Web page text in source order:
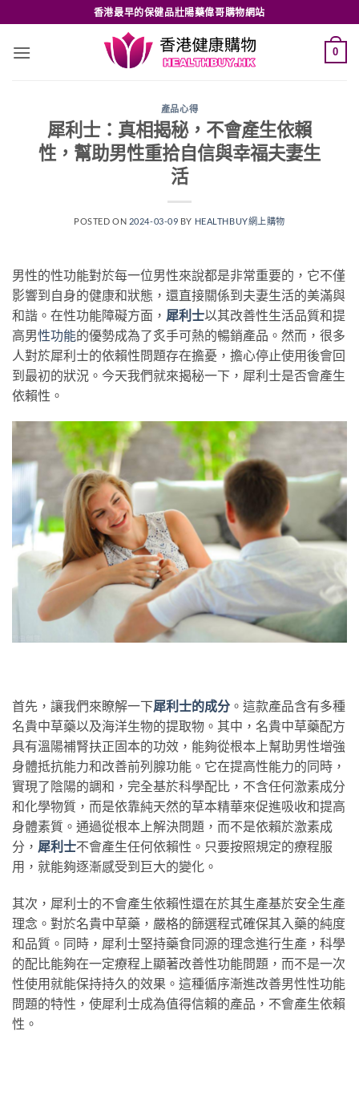
to
content
香港最早的保健品壯陽藥偉哥購物網站
0
產品心得
犀利士：真相揭秘，不會產生依賴
性，幫助男性重拾自信與幸福夫妻生
活
POSTED ON 2024-03-09 BY HEALTHBUY網上購物
男性的性功能對於每一位男性來說都是非常重要的，它不僅
影響到自身的健康和狀態，還直接關係到夫妻生活的美滿與
和諧。在性功能障礙方面， 犀利士以其改善性生活品質和提
高男性功能的優勢成為了炙手可熱的暢銷產品。然而，很多
人對於犀利士的依賴性問題存在擔憂，擔心停止使用後會回
到最初的狀況。今天我們就來揭秘一下，犀利士是否會產生
依賴性。
首先，讓我們來瞭解一下犀利士的成分 。這款產品含有多種
名貴中草藥以及海洋生物的提取物。其中，名貴中草藥配方
具有溫陽補腎扶正固本的功效，能夠從根本上幫助男性增強
身體抵抗能力和改善前列腺功能。它在提高性能力的同時，
實現了陰陽的調和，完全基於科學配比，不含任何激素成分
和化學物質，而是依靠純天然的草本精華來促進吸收和提高
身體素質。通過從根本上解決問題，而不是依賴於激素成
分， 犀利士不會產生任何依賴性。只要按照規定的療程服
用，就能夠逐漸感受到巨大的變化。
其次，犀利士的不會產生依賴性還在於其生產基於安全生產
理念。對於名貴中草藥，嚴格的篩選程式確保其入藥的純度
和品質。同時，犀利士堅持藥食同源的理念進行生產，科學
的配比能夠在一定療程上顯著改善性功能問題，而不是一次
性使用就能保持持久的效果。這種循序漸進改善男性性功能
問題的特性，使犀利士成為值得信賴的產品，不會產生依賴
性。